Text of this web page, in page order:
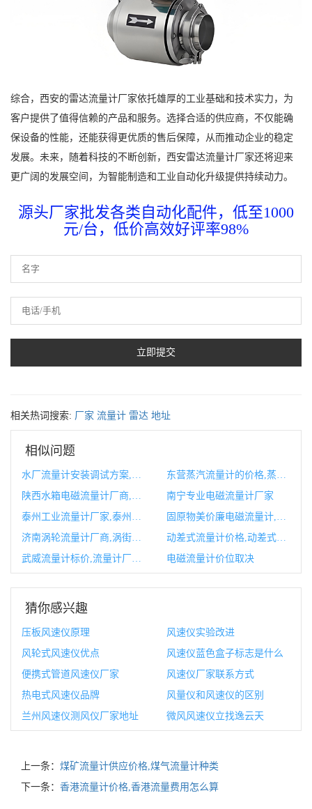
综合，西安的雷达流量计厂家依托雄厚的工业基础和技术实力，为
客户提供了值得信赖的产品和服务。选择合适的供应商，不仅能确
保设备的性能，还能获得更优质的售后保障，从而推动企业的稳定
发展。未来，随着科技的不断创新，西安雷达流量计厂家还将迎来
更广阔的发展空间，为智能制造和工业自动化升级提供持续动力。
源头厂家批发各类自动化配件，低至1000
元/台，低价高效好评率98%
相关热词搜索: 厂家 流量计 雷达 地址
相似问题
南宁专业电磁流量计厂家
动差式流量计价格,动差式智能流量计说明书
电磁流量计价位取决
猜你感兴趣
压板风速仪原理
风速仪实验改进
风轮式风速仪优点
风速仪蓝色盒子标志是什么
便携式管道风速仪厂家
风速仪厂家联系方式
热电式风速仪品牌
风量仪和风速仪的区别
兰州风速仪测风仪厂家地址
微风风速仪立找逸云天
上一条： 煤矿流量计供应价格,煤气流量计种类
下一条： 香港流量计价格,香港流量费用怎么算